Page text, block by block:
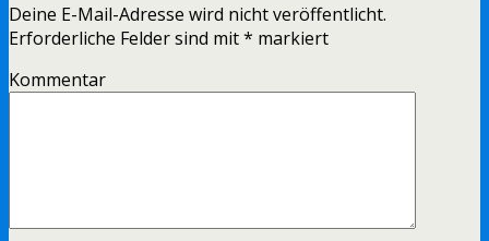
Deine E-Mail-Adresse wird nicht veröffentlicht.
Erforderliche Felder sind mit* markiert
Kommentar